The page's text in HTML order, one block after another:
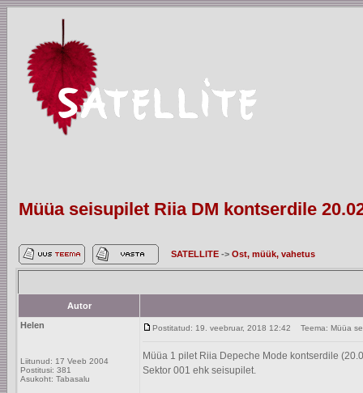
Müüa seisupilet Riia DM kontserdile
SATELLITE -> Ost, müük, vahetus
Autor
Helen
Liitunud: 17 Veeb 2004
Postitusi: 381
Asukoht: Tabasalu
Postitatud: 19. veebruar, 2018 12:42 Teema: Müüa
Müüa 1 pilet Riia Depeche Mode kontserdile
Sektor 001 ehk seisupilet.